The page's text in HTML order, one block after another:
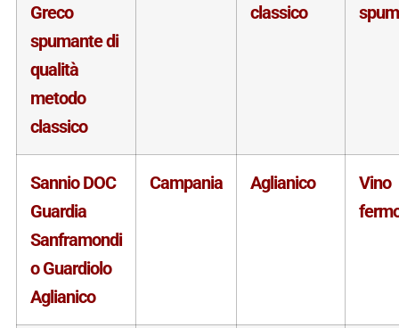
Greco
spumante di
qualità
metodo
classico
classico
Sannio DOC
Guardia
Sanframondi
o Guardiolo
Aglianico
Campania Aglianico
Vino